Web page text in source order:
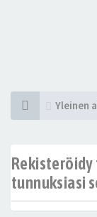
Yleinen
tunnuksiasi